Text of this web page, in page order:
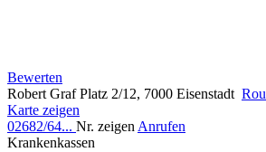
Bewerten
Robert Graf Platz 2/12, 7000 Eisenstadt
Karte zeigen
02682/64... Nr. zeigen Anrufen
Krankenkassen